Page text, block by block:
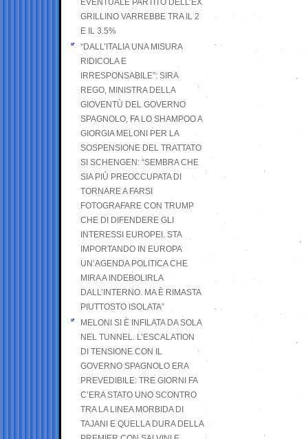
EVENTUALE PARTITO DELL’EX
GRILLINO VARREBBE TRA IL 2
E IL 3.5%
“DALL’ITALIA UNA MISURA
RIDICOLA E
IRRESPONSABILE”: SIRA
REGO, MINISTRA DELLA
GIOVENTÙ DEL GOVERNO
SPAGNOLO, FA LO SHAMPOO A
GIORGIA MELONI PER LA
SOSPENSIONE DEL TRATTATO
SI SCHENGEN: “SEMBRA CHE
SIA PIÙ PREOCCUPATA DI
TORNARE A FARSI
FOTOGRAFARE CON TRUMP
CHE DI DIFENDERE GLI
INTERESSI EUROPEI. STA
IMPORTANDO IN EUROPA
UN’AGENDA POLITICA CHE
MIRA A INDEBOLIRLA
DALL’INTERNO. MA È RIMASTA
PIUTTOSTO ISOLATA”
MELONI SI È INFILATA DA SOLA
NEL TUNNEL. L’ESCALATION
DI TENSIONE CON IL
GOVERNO SPAGNOLO ERA
PREVEDIBILE: TRE GIORNI FA
C’ERA STATO UNO SCONTRO
TRA LA LINEA MORBIDA DI
TAJANI E QUELLA DURA DELLA